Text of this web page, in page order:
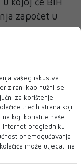
započet u
NAJČITANIJE
vašeg iskustva
kao nužni se
za korištenje
trećih strana koji
na koji koristite naše
Internet pregledniku
onemogućavanja
može utjecati na